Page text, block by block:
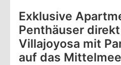
Exklusive
Penthäuser
Villajoyosa mit
auf das